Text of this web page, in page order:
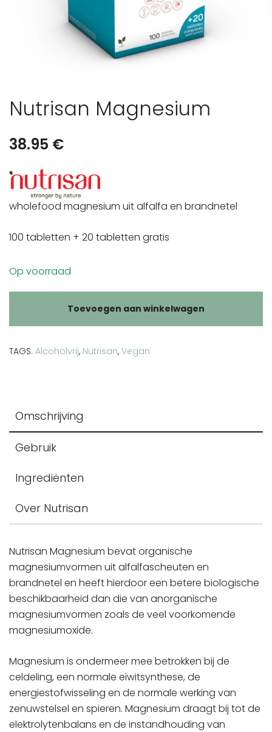
Nutrisan Magnesium
38.95 €
wholefood magnesium uit alfalfa en brandnetel
100 tabletten + 20 tabletten gratis
Op voorraad
Toevoegen aan winkelwagen
TAGS: Alcoholvrij, Nutrisan, Vegan
Omschrijving
Gebruik
Ingrediënten
Over Nutrisan
Nutrisan Magnesium bevat organische
magnesiumvormen uit alfalfascheuten en
brandnetel en heeft hierdoor een betere biologische
beschikbaarheid dan die van anorganische
magnesiumvormen zoals de veel voorkomende
magnesiumoxide.
Magnesium is ondermeer mee betrokken bij de
celdeling, een normale eiwitsynthese, de
energiestofwisseling en de normale werking van
zenuwstelsel en spieren. Magnesium draagt bij tot de
elektrolytenbalans en de instandhouding van